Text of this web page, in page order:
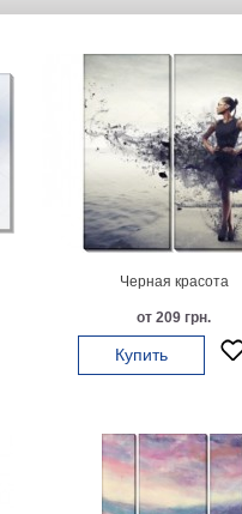
Черная красота
от 209 грн.
Купить